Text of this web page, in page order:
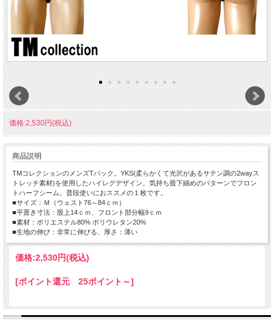
価格:2,530円(税込)
商品説明
TMコレクションのメンズTバック。YKS(柔らかくて光沢があるサテン調の2wayス
トレッチ素材)を使用したハイレグデザイン。気持ち股下細めのパターンでフロン
トハーフシーム。普段使いにおススメの１枚です。
■サイズ：Ｍ（ウェスト76～84ｃｍ）
■平置き寸法：股上14ｃｍ、フロント部分幅9ｃｍ
■素材：ポリエステル80% ポリウレタン20%
■生地の伸び：非常に伸びる、厚さ：薄い
価格:2,530円(税込)
[ポイント還元 25ポイント～]